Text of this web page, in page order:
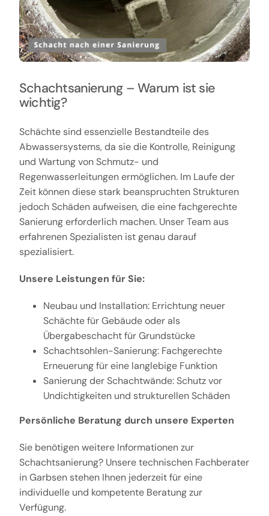
Schachtsanierung – Warum ist sie
wichtig?
Schächte sind essenzielle Bestandteile des
Abwassersystems, da sie die Kontrolle, Reinigung
und Wartung von Schmutz- und
Regenwasserleitungen ermöglichen. Im Laufe der
Zeit können diese stark beanspruchten Strukturen
jedoch Schäden aufweisen, die eine fachgerechte
Sanierung erforderlich machen. Unser Team aus
erfahrenen Spezialisten ist genau darauf
spezialisiert.
Unsere Leistungen für Sie:
Neubau und Installation: Errichtung neuer
Schächte für Gebäude oder als
Übergabeschacht für Grundstücke
Schachtsohlen-Sanierung: Fachgerechte
Erneuerung für eine langlebige Funktion
Sanierung der Schachtwände: Schutz vor
Undichtigkeiten und strukturellen Schäden
Persönliche Beratung durch unsere Experten
Sie benötigen weitere Informationen zur
Schachtsanierung? Unsere technischen Fachberater
in Garbsen stehen Ihnen jederzeit für eine
individuelle und kompetente Beratung zur
Verfügung.